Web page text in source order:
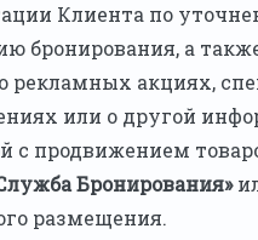
Клиента по
бронирования, а
рекламных акциях,
или о другой
с продвижением
Бронирования»
размещения.